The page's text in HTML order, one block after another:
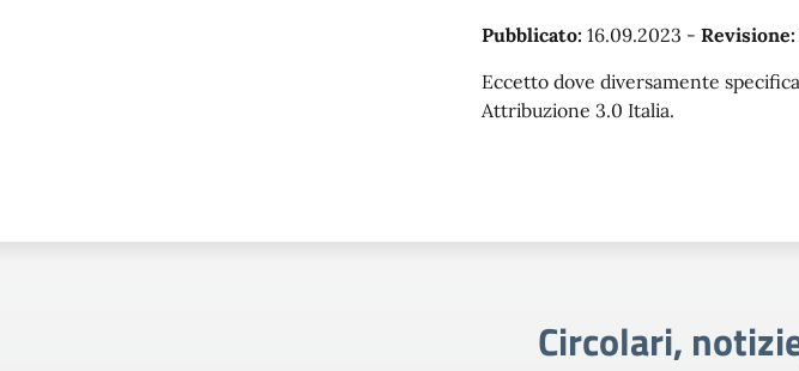
Pubblicato: 16.09.2023 - Revisione:
Eccetto dove diversamente
Attribuzione 3.0 Italia.
Circolari,